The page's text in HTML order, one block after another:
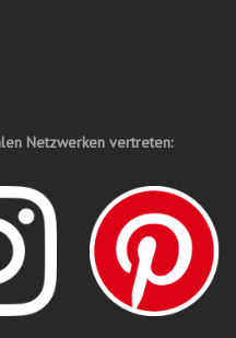
Netzwerken vertreten: